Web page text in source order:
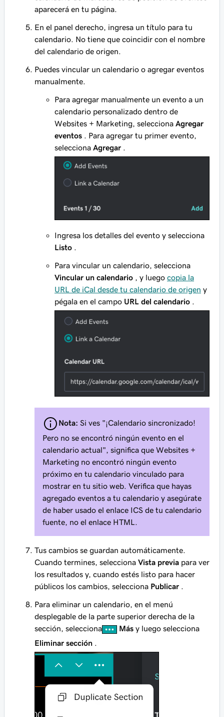
aparecerá en tu página.
En el panel derecho, ingresa un título para tu
calendario. No tiene que coincidir con el nombre
del calendario de origen.
Puedes vincular un calendario o agregar eventos
manualmente.
Para agregar manualmente un evento a un
calendario personalizado dentro de
Websites + Marketing, selecciona Agregar
eventos . Para agregar tu primer evento,
selecciona Agregar
Ingresa los detalles del evento y selecciona
Listo
Para vincular un calendario, selecciona
Vincular un calendario , y luego copia la
URL de iCal desde tu calendario de origen y
pégala en el campo URL del calendario
Nota: Si ves "¡Calendario sincronizado!
Pero no se encontró ningún evento en el
calendario actual", significa que Websites +
Marketing no encontró ningún evento
próximo en tu calendario vinculado para
mostrar en tu sitio web. Verifica que hayas
agregado eventos a tu calendario y asegúrate
de haber usado el enlace ICS de tu calendario
fuente, no el enlace HTML.
Tus cambios se guardan automáticamente.
Cuando termines, selecciona Vista previa para ver
los resultados y, cuando estés listo para hacer
públicos los cambios, selecciona Publicar .
Para eliminar un calendario, en el menú
desplegable de la parte superior derecha de la
sección, selecciona
Más y luego selecciona
Eliminar sección .